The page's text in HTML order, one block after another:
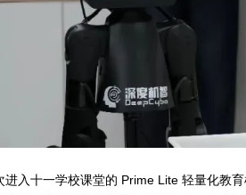
进入十一学校课堂的 Prime Lite 轻量化教